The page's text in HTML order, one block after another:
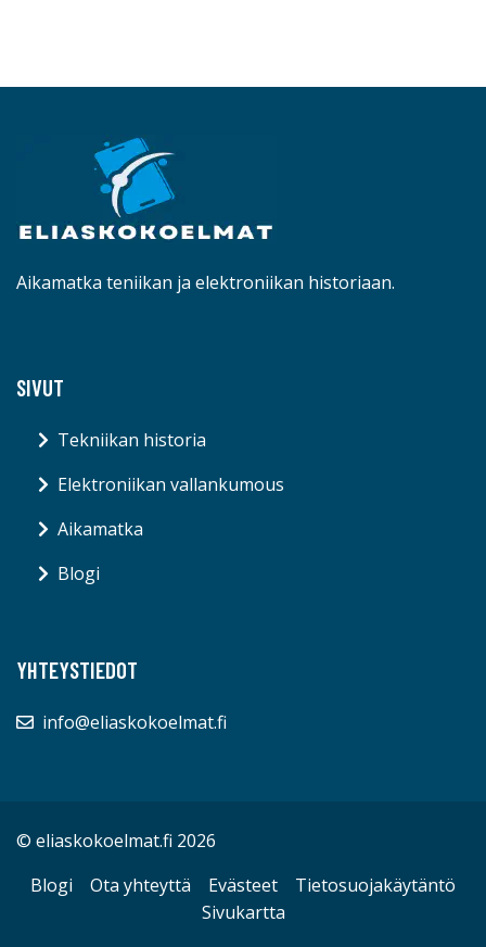
Aikamatka teniikan ja elektroniikan historiaan.
SIVUT
Tekniikan historia
Elektroniikan vallankumous
Aikamatka
Blogi
YHTEYSTIEDOT
info@eliaskokoelmat.fi
© eliaskokoelmat.fi 2026
Blogi
Ota yhteyttä Evästeet
Tietosuojakäytäntö
Sivukartta